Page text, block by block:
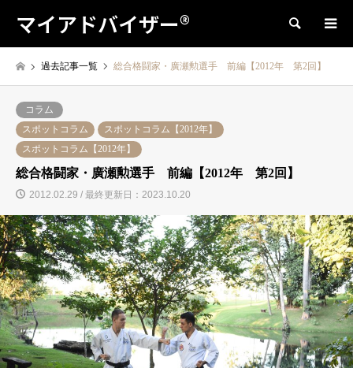
マイアドバイザー® 検索
過去記事一覧 総合格闘家・廣瀬勲選手 前編【2012年 第2回】
コラム
スポットコラム
スポットコラム【2012年】
スポットコラム【2012年】
総合格闘家・廣瀬勲選手 前編【2012年 第2回】
2012.02.29 / 最終更新日：2023.10.20